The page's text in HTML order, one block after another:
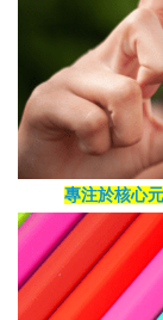
專注於核心